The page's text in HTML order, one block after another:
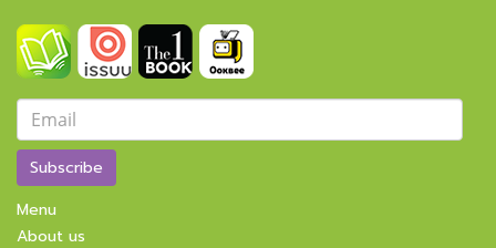
Subscribe
Menu
About us